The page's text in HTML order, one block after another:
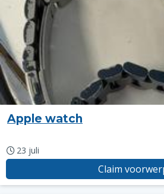
Apple watch
23 juli
Claim